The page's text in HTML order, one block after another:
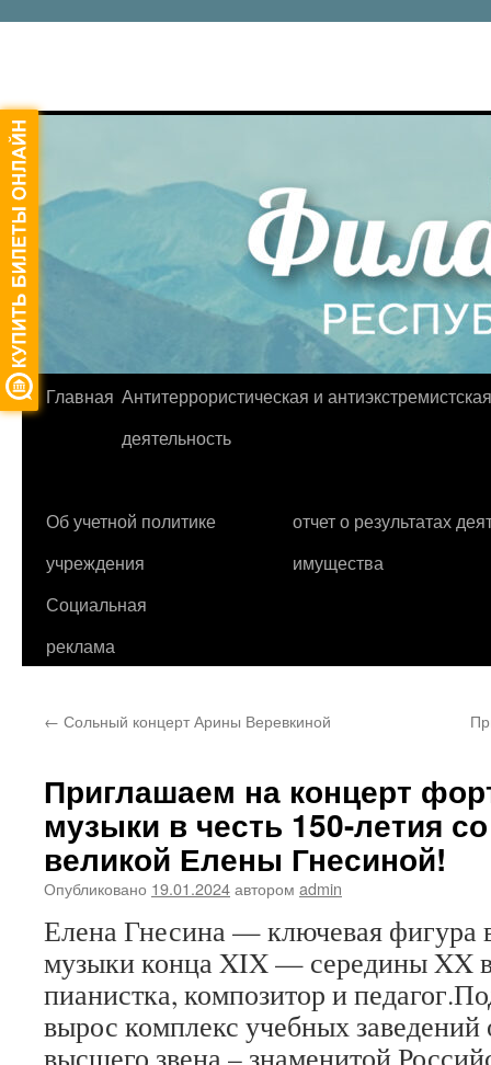
Перейти
Главная Антитеррористическая и антиэкстремистская
деятельность
Об учетной политике
учреждения
отчет о результатах
имущества
Социальная
реклама
← Сольный концерт Арины Веревкиной
Приглашаем на концерт
музыки в честь 150-летия
великой Елены Гнесиной!
Опубликовано 19.01.2024автором admin
Елена Гнесина — ключевая фигура
музыки конца XIX — середины XX
пианистка, композитор и
вырос комплекс учебных заведений
высшего звена – знаменитой